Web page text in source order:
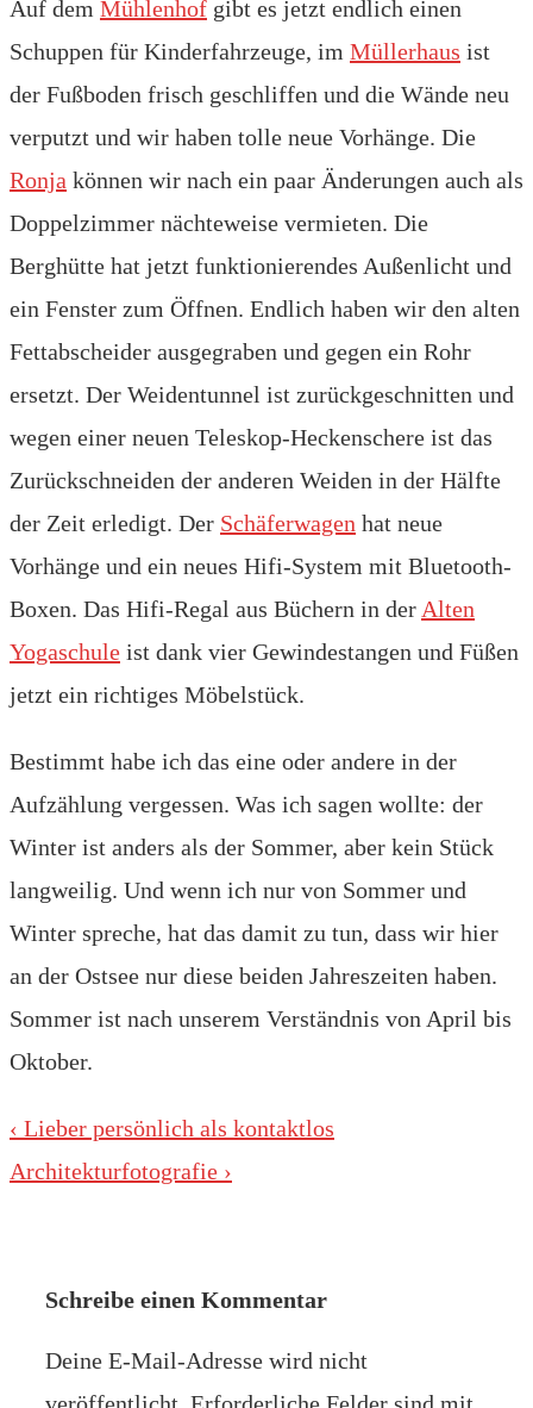
Auf dem Mühlenhof gibt es jetzt endlich einen
Schuppen für Kinderfahrzeuge, im Müllerhaus ist
der Fußboden frisch geschliffen und die Wände neu
verputzt und wir haben tolle neue Vorhänge. Die
Ronja können wir nach ein paar Änderungen auch als
Doppelzimmer nächteweise vermieten. Die
Berghütte hat jetzt funktionierendes Außenlicht und
ein Fenster zum Öffnen. Endlich haben wir den alten
Fettabscheider ausgegraben und gegen ein Rohr
ersetzt. Der Weidentunnel ist zurückgeschnitten und
wegen einer neuen Teleskop-Heckenschere ist das
Zurückschneiden der anderen Weiden in der Hälfte
der Zeit erledigt. Der Schäferwagen hat neue
Vorhänge und ein neues Hifi-System mit Bluetooth-
Boxen. Das Hifi-Regal aus Büchern in der Alten
Yogaschule ist dank vier Gewindestangen und Füßen
jetzt ein richtiges Möbelstück.
Bestimmt habe ich das eine oder andere in der
Aufzählung vergessen. Was ich sagen wollte: der
Winter ist anders als der Sommer, aber kein Stück
langweilig. Und wenn ich nur von Sommer und
Winter spreche, hat das damit zu tun, dass wir hier
an der Ostsee nur diese beiden Jahreszeiten haben.
Sommer ist nach unserem Verständnis von April bis
Oktober.
Beitragsnavigation
Vorheriger
Beitrag
‹ Lieber persönlich als kontaktlos
Nächster
Architekturfotografie ›
Schreibe einen Kommentar
Deine E-Mail-Adresse wird nicht